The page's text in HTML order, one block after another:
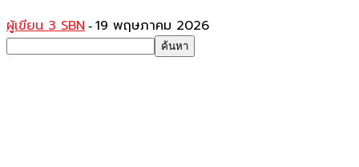
ผู้เขียน 3 SBN - 19 พฤษภาคม 2026